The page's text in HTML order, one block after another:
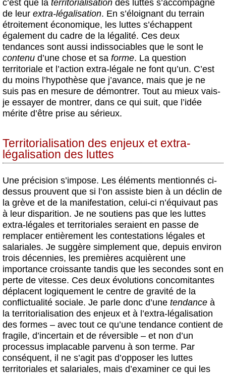
c’est que la territorialisation des luttes s’accompagne
de leur extra-légalisation. En s’éloignant du terrain
étroitement économique, les luttes s’échappent
également du cadre de la légalité. Ces deux
tendances sont aussi indissociables que le sont le
contenu d’une chose et sa forme. La question
territoriale et l’action extra-légale ne font qu’un. C’est
du moins l’hypothèse que j’avance, mais que je ne
suis pas en mesure de démontrer. Tout au mieux vais-
je essayer de montrer, dans ce qui suit, que l’idée
mérite d’être prise au sérieux.
Territorialisation des enjeux et extra-
légalisation des luttes
Une précision s’impose. Les éléments mentionnés ci-
dessus prouvent que si l’on assiste bien à un déclin de
la grève et de la manifestation, celui-ci n’équivaut pas
à leur disparition. Je ne soutiens pas que les luttes
extra-légales et territoriales seraient en passe de
remplacer entièrement les contestations légales et
salariales. Je suggère simplement que, depuis environ
trois décennies, les premières acquièrent une
importance croissante tandis que les secondes sont en
perte de vitesse. Ces deux évolutions concomitantes
déplacent logiquement le centre de gravité de la
conflictualité sociale. Je parle donc d’une tendance à
la territorialisation des enjeux et à l’extra-légalisation
des formes – avec tout ce qu’une tendance contient de
fragile, d’incertain et de réversible – et non d’un
processus implacable parvenu à son terme. Par
conséquent, il ne s’agit pas d’opposer les luttes
territoriales et salariales, mais d’examiner ce qui les